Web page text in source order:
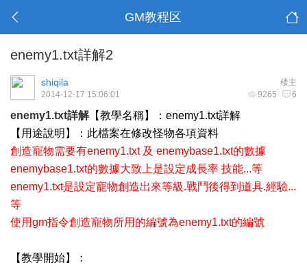
GM教程区
enemy1.txt詳解2
楼主
shiqila
9265 6
2014-12-17 15:06:01
enemy1.txt詳解【教學名稱】：enemy1.txt詳解
【用途說明】：此檔案在修改怪物各項資料
創造寵物需要有enemy1.txt 及 enemybase1.txt的數據
enemybase1.txt的數據大致上是設定成長率 技能...等
enemy1.txt是設定寵物創造出來等級.戰鬥後得到道具.經驗...
等
使用gm指令創造寵物所用的編號為enemy1.txt的編號
【教學開始】：